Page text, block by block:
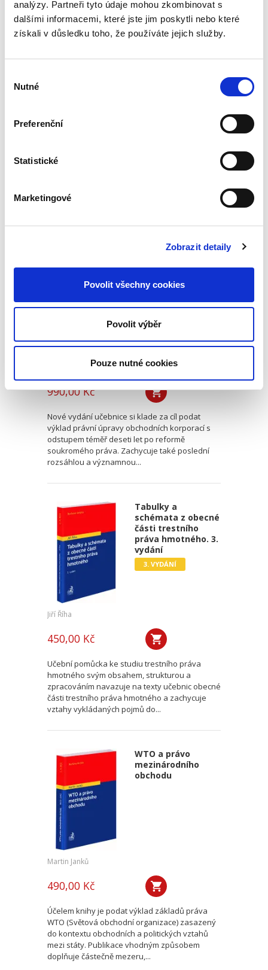
analýzy. Partneři tyto údaje mohou zkombinovat s
dalšími informacemi, které jste jim poskytli nebo které
získali v důsledku toho, že používáte jejich služby.
souhlasu
Nutné
Preferenční
Statistické
Marketingové
Zobrazit detaily
Povolit všechny cookies
Povolit výběr
Pouze nutné cookies
vydání
3. VYDÁNÍ
Zdeňka Králíčková a kol.
čtivě a srozumitelně, reaguje na poměrně
rozsáhlou novelu občanského zákoníku a
společnosti a
družstva. 2. vydání
Jarmila Pokorná,Jan Lasák,Josef Kotásek
990,00 Kč
Nové vydání učebnice si klade za cíl podat
výklad právní úpravy obchodních korporací s
odstupem téměř deseti let po reformě
soukromého práva. Zachycuje také poslední
rozsáhlou a významnou...
Tabulky a
schémata z obecné
části trestního
práva hmotného. 3.
vydání
3. VYDÁNÍ
Jiří Říha
450,00 Kč
Učební pomůcka ke studiu trestního práva
hmotného svým obsahem, strukturou a
zpracováním navazuje na texty učebnic obecné
části trestního práva hmotného a zachycuje
vztahy vykládaných pojmů do...
WTO a právo
mezinárodního
obchodu
Martin Janků
490,00 Kč
Účelem knihy je podat výklad základů práva
WTO (Světová obchodní organizace) zasazený
do kontextu obchodních a politických vztahů
mezi státy. Publikace vhodným způsobem
doplňuje částečně mezeru,...